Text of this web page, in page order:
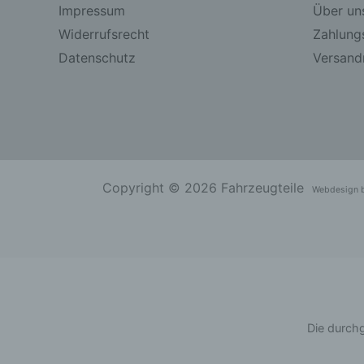
Impressum
Widerrufsrecht
Datenschutz
Über
Copyright © 2026 Fahrzeugteile Webdesign
Die